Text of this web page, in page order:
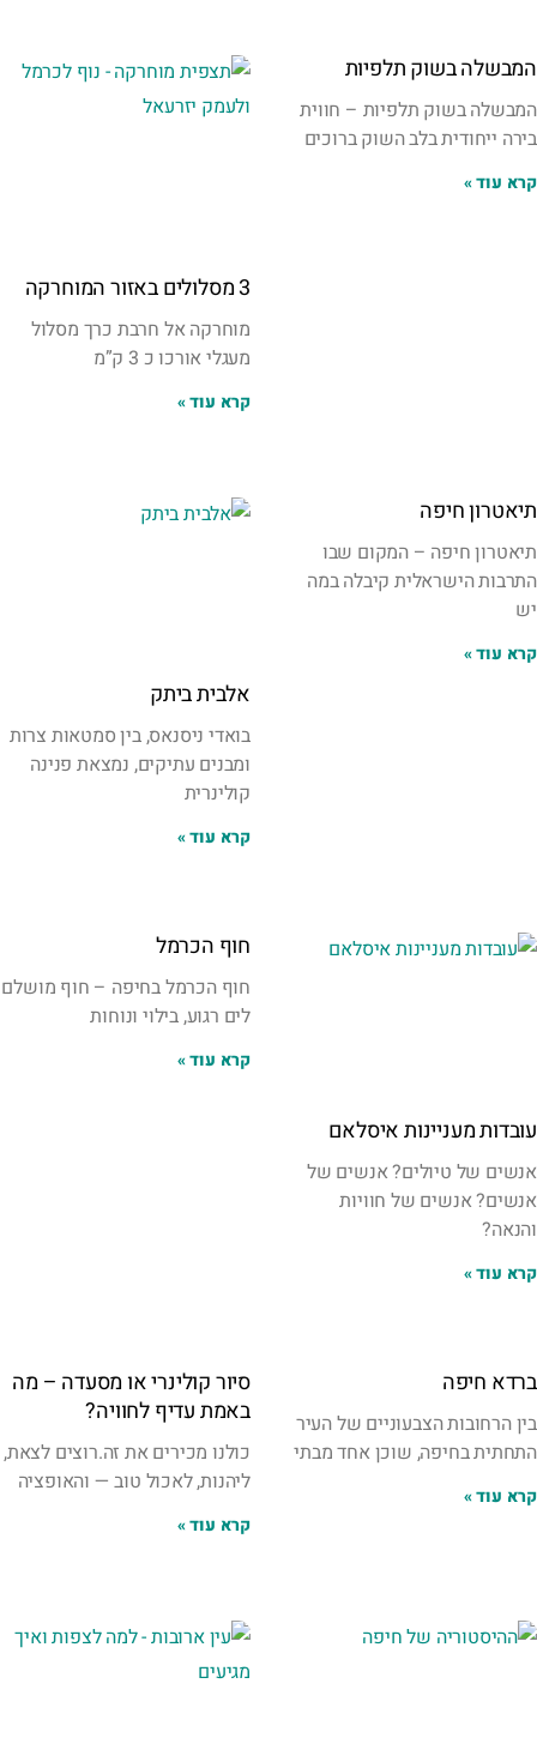
המבשלה בשוק תלפיות
המבשלה בשוק תלפיות – חווית
בירה ייחודית בלב השוק ברוכים
קרא עוד »
3 מסלולים באזור המוחרקה
מוחרקה אל חרבת כרך מסלול
מעגלי אורכו כ 3 ק”מ
קרא עוד »
תיאטרון חיפה
תיאטרון חיפה – המקום שבו
התרבות הישראלית קיבלה במה
יש
קרא עוד »
אלבית ביתק
בואדי ניסנאס, בין סמטאות צרות
ומבנים עתיקים, נמצאת פנינה
קולינרית
קרא עוד »
עובדות מעניינות איסלאם
אנשים של טיולים? אנשים של
אנשים? אנשים של חוויות
והנאה?
קרא עוד »
חוף הכרמל
חוף הכרמל בחיפה – חוף מושלם
לים רגוע, בילוי ונוחות
קרא עוד »
ברדא חיפה
בין הרחובות הצבעוניים של העיר
התחתית בחיפה, שוכן אחד מבתי
קרא עוד »
סיור קולינרי או מסעדה – מה
באמת עדיף לחוויה?
כולנו מכירים את זה.רוצים לצאת,
ליהנות, לאכול טוב — והאופציה
קרא עוד »